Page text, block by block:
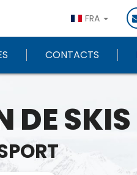
FRA
CONTACTS
DE SKIS